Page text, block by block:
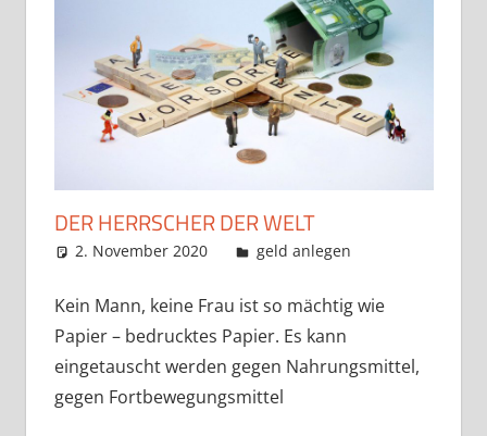
DER HERRSCHER DER WELT
2. November 2020 admin
geld anlegen
Kein Mann, keine Frau ist so mächtig wie
Papier – bedrucktes Papier. Es kann
eingetauscht werden gegen Nahrungsmittel,
gegen Fortbewegungsmittel